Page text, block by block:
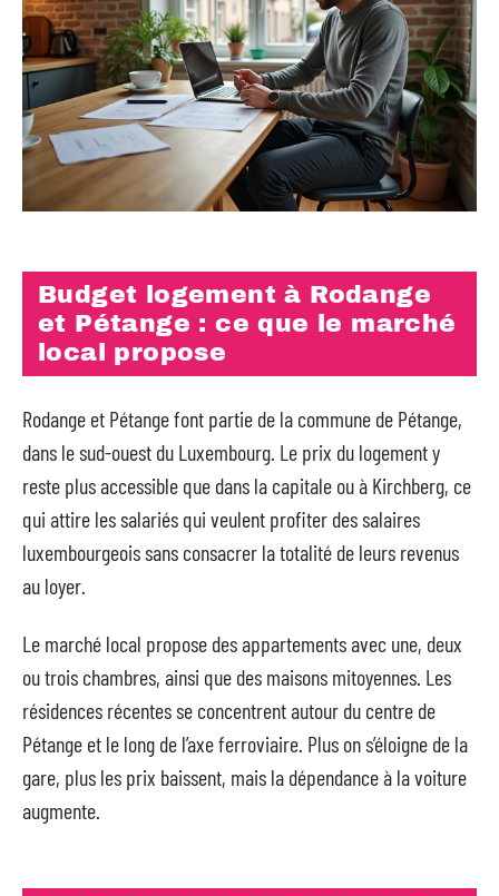
Budget logement à Rodange
et Pétange : ce que le marché
local propose
Rodange et Pétange font partie de la commune de Pétange,
dans le sud-ouest du Luxembourg. Le prix du logement y
reste plus accessible que dans la capitale ou à Kirchberg, ce
qui attire les salariés qui veulent profiter des salaires
luxembourgeois sans consacrer la totalité de leurs revenus
au loyer.
Le marché local propose des appartements avec une, deux
ou trois chambres, ainsi que des maisons mitoyennes. Les
résidences récentes se concentrent autour du centre de
Pétange et le long de l’axe ferroviaire. Plus on s’éloigne de la
gare, plus les prix baissent, mais la dépendance à la voiture
augmente.